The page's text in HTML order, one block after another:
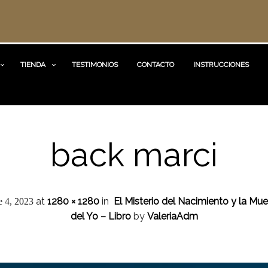
TIENDA TESTIMONIOS CONTACTO INSTRUCCIONES
back marci
4, 2023at 1280 × 1280in El Misterio del Nacimiento y la
del Yo – Libroby ValeriaAdm